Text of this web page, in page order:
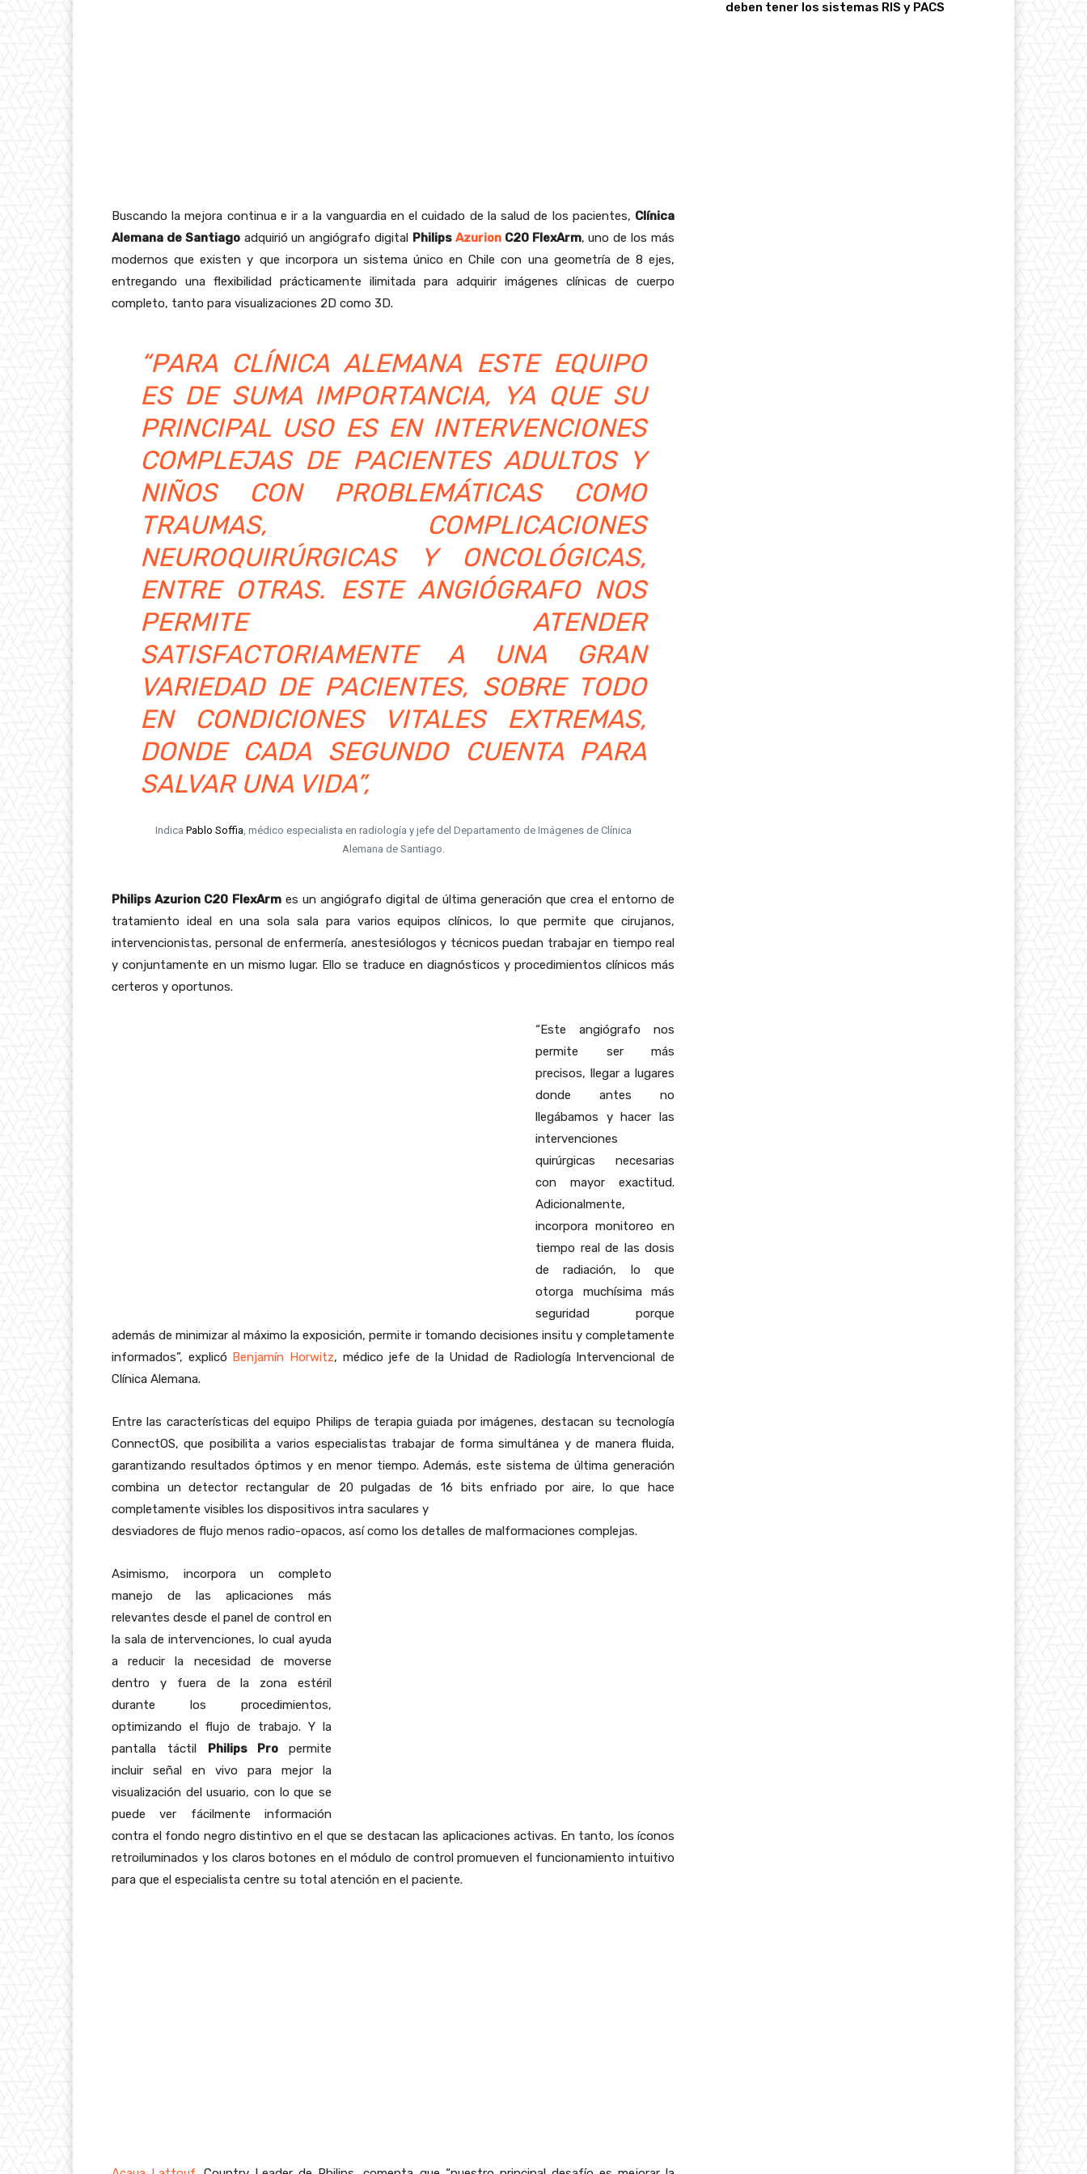
Buscando la mejora continua e ir a la vanguardia en el cuidado de la salud de los pacientes, Clínica
Alemana de Santiagoadquirió un angiógrafo digital Philips AzurionC20 FlexArm, uno de los más
modernos que existen y que incorpora un sistema único en Chile con una geometría de 8 ejes,
entregando una flexibilidad prácticamente ilimitada para adquirir imágenes clínicas de cuerpo
completo, tanto para visualizaciones 2D como 3D.
“PARA CLÍNICA ALEMANA ESTE EQUIPO
ES DE SUMA IMPORTANCIA, YA QUE SU
PRINCIPAL USO ES EN INTERVENCIONES
COMPLEJAS DE PACIENTES ADULTOS Y
NIÑOS CON PROBLEMÁTICAS COMO
TRAUMAS, COMPLICACIONES
NEUROQUIRÚRGICAS Y ONCOLÓGICAS,
ENTRE OTRAS. ESTE ANGIÓGRAFO NOS
PERMITE ATENDER
SATISFACTORIAMENTE A UNA GRAN
VARIEDAD DE PACIENTES, SOBRE TODO
EN CONDICIONES VITALES EXTREMAS,
DONDE CADA SEGUNDO CUENTA PARA
SALVAR UNA VIDA”,
Indica Pablo Soffia, médico especialista en radiología y jefe del Departamento de Imágenes de Clínica
Alemana de Santiago.
Philips Azurion C20 FlexArmes un angiógrafo digital de última generación que crea el entorno de
tratamiento ideal en una sola sala para varios equipos clínicos, lo que permite que cirujanos,
intervencionistas, personal de enfermería, anestesiólogos y técnicos puedan trabajar en tiempo real
y conjuntamente en un mismo lugar. Ello se traduce en diagnósticos y procedimientos clínicos más
certeros y oportunos.
“Este angiógrafo nos
permite ser más
precisos, llegar a lugares
donde antes no
llegábamos y hacer las
intervenciones
quirúrgicas necesarias
con mayor exactitud.
Adicionalmente,
incorpora monitoreo en
tiempo real de las dosis
de radiación, lo que
otorga muchísima más
seguridad porque
además de minimizar al máximo la exposición, permite ir tomando decisiones insitu y completamente
informados”, explicó Benjamín Horwitz, médico jefe de la Unidad de Radiología Intervencional de
Clínica Alemana.
Entre las características del equipo Philips de terapia guiada por imágenes, destacan su tecnología
ConnectOS, que posibilita a varios especialistas trabajar de forma simultánea y de manera fluida,
garantizando resultados óptimos y en menor tiempo. Además, este sistema de última generación
combina un detector rectangular de 20 pulgadas de 16 bits enfriado por aire, lo que hace
completamente visibles los dispositivos intra saculares y
desviadores de flujo menos radio-opacos, así como los detalles de malformaciones complejas.
Asimismo, incorpora un completo
manejo de las aplicaciones más
relevantes desde el panel de control en
la sala de intervenciones, lo cual ayuda
a reducir la necesidad de moverse
dentro y fuera de la zona estéril
durante los procedimientos,
optimizando el flujo de trabajo. Y la
pantalla táctil Philips Pro permite
incluir señal en vivo para mejor la
visualización del usuario, con lo que se
puede ver fácilmente información
contra el fondo negro distintivo en el que se destacan las aplicaciones activas. En tanto, los íconos
retroiluminados y los claros botones en el módulo de control promueven el funcionamiento intuitivo
para que el especialista centre su total atención en el paciente.
deben tener los sistemas RIS y PACS